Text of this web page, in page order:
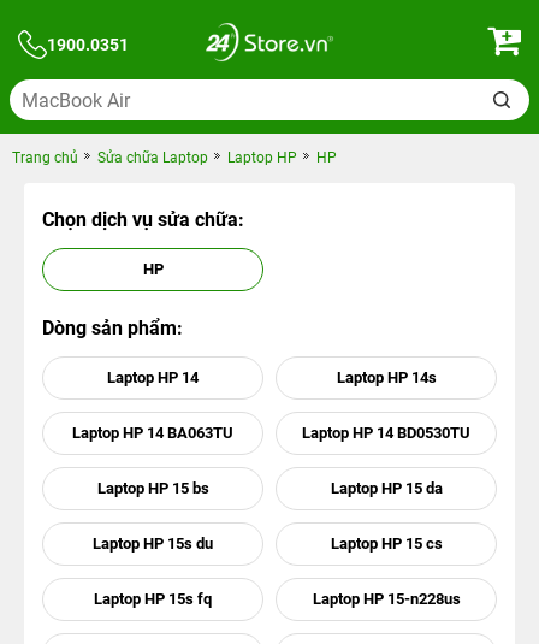
1900.0351
Trang chủ Sửa chữa Laptop Laptop HP HP
Chọn dịch vụ sửa chữa:
HP
Dòng sản phẩm:
Laptop HP 14 Laptop HP 14s
Laptop HP 14 BA063TU Laptop HP 14 BD0530TU
Laptop HP 15 bs Laptop HP 15 da
Laptop HP 15s du Laptop HP 15 cs
Laptop HP 15s fq Laptop HP 15-n228us